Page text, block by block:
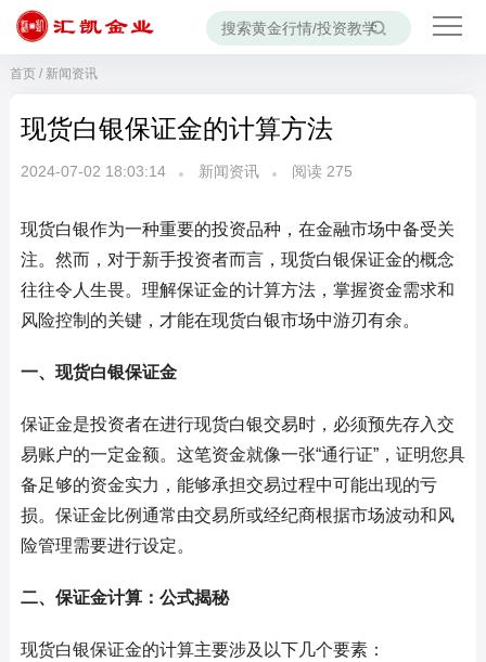
首页/ 新闻资讯
现货白银保证金的计算方法
2024-07-02 18:03:14 新闻资讯 阅读 275
现货白银作为一种重要的投资品种，在金融市场中备受关
注。然而，对于新手投资者而言，现货白银保证金的概念
往往令人生畏。理解保证金的计算方法，掌握资金需求和
风险控制的关键，才能在现货白银市场中游刃有余。
一、现货白银保证金
保证金是投资者在进行现货白银交易时，必须预先存入交
易账户的一定金额。这笔资金就像一张“通行证”，证明您具
备足够的资金实力，能够承担交易过程中可能出现的亏
损。保证金比例通常由交易所或经纪商根据市场波动和风
险管理需要进行设定。
二、保证金计算：公式揭秘
现货白银保证金的计算主要涉及以下几个要素：